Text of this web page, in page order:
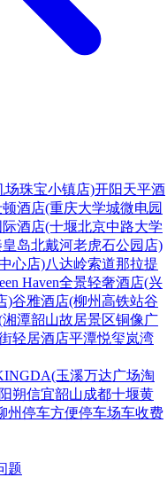
场珠宝小镇店)开阳天平酒
酒店(重庆大学城微电园
际酒店(十堰北京中路大学
岛北戴河老虎石公园店)
心店)八达岭索道那拉提
Haven全景轻奢酒店(兴
)谷雅酒店(柳州高铁站谷
潭韶山故居景区铜像广
轻居酒店平潭悦玺岚湾
玉溪万达广场淘
阳朔信宜韶山成都十堰黄
州停车方便停车场车收费
题